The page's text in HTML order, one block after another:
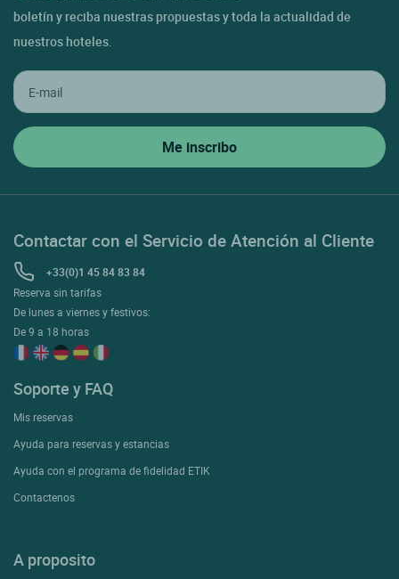
boletín y reciba nuestras propuestas y toda la actualidad de
nuestros hoteles.
Contactar con el Servicio de Atención al Cliente
+33(0)1 45 84 83 84
Reserva sin tarifas
De lunes a viernes y festivos:
De 9 a 18 horas
Soporte y FAQ
Mis reservas
Ayuda para reservas y estancias
Ayuda con el programa de fidelidad ETIK
Contactenos
A proposito